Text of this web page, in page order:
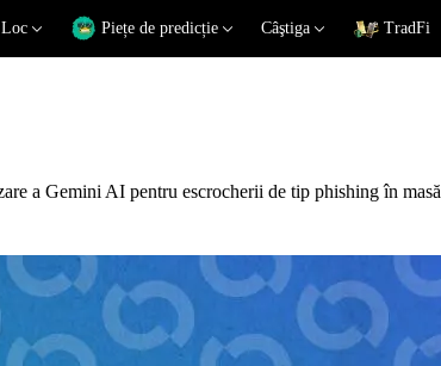
Loc Piețe de predicție Câştiga TradFi
a Gemini AI pentru escrocherii de tip phishing în masă